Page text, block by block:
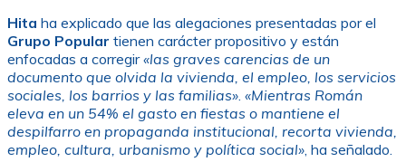
Hita ha explicado que las alegaciones presentadas por el
Grupo Popular tienen carácter propositivo y están
enfocadas a corregir«las graves carencias de un
documento que olvida la vivienda, el empleo, los servicios
sociales, los barrios y las familias» «Mientras Román
eleva en un 54% el gasto en fiestas o mantiene el
despilfarro en propaganda institucional, recorta vivienda,
empleo, cultura, urbanismo y política social» , ha señalado.